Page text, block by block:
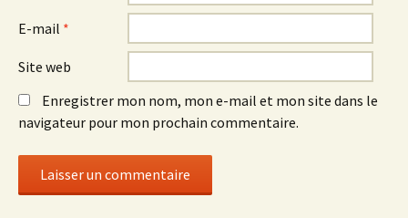
E-mail *
Site web
Enregistrer mon nom, mon e-mail et mon site dans le
navigateur pour mon prochain commentaire.